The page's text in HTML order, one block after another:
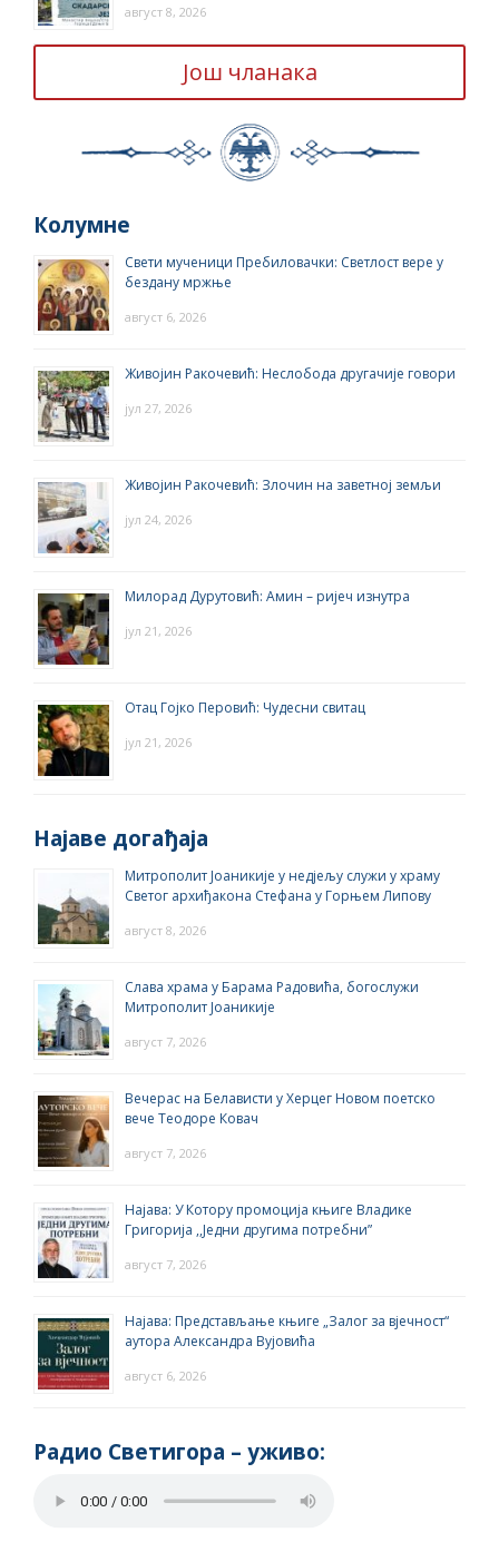
август 8, 2026
Још чланака
Колумне
Свети мученици Пребиловачки: Светлост вере у
бездану мржње
август 6, 2026
Живојин Ракочевић: Неслобода другачије говори
јул 27, 2026
Живојин Ракочевић: Злочин на заветној земљи
јул 24, 2026
Милорад Дурутовић: Амин – ријеч изнутра
јул 21, 2026
Отац Гојко Перовић: Чудесни свитац
јул 21, 2026
Најаве догађаја
Митрополит Јоаникије у недјељу служи у храму
Светог архиђакона Стефана у Горњем Липову
август 8, 2026
Слава храма у Барама Радовића, богослужи
Митрополит Јоаникије
август 7, 2026
Вечерас на Белависти у Херцег Новом поетско
вече Теодоре Ковач
август 7, 2026
Најава: У Котору промоција књиге Владике
Григорија ,,Једни другима потребни”
август 7, 2026
Најава: Представљање књиге „Залог за вјечност“
аутора Александра Вујовића
август 6, 2026
Радио Светигора – yживо: